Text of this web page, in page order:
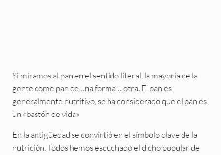
Si miramos al pan en el sentido literal, la mayoría de la
gente come pan de una forma u otra. El pan es
generalmente nutritivo, se ha considerado que el pan es
un «bastón de vida»
En la antigüedad se convirtió en el símbolo clave de la
nutrición. Todos hemos escuchado el dicho popular de